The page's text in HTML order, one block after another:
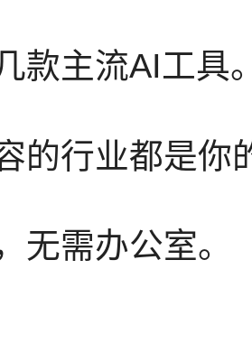
款主流AI工具。
的行业都是你
无需办公室。